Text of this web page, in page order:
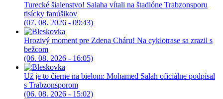
Turecké šialenstvo! Salaha vítali na štadióne Trabzonsporu
tisícky fanúšikov
(07. 08. 2026 - 09:43)
Hrozivý moment pre Zdena Cháru! Na cyklotrase sa zrazil s
bežcom
(06. 08. 2026 - 16:05)
Už je to čierne na bielom: Mohamed Salah oficiálne podpísal
s Trabzonsporom
(06. 08. 2026 - 15:02)